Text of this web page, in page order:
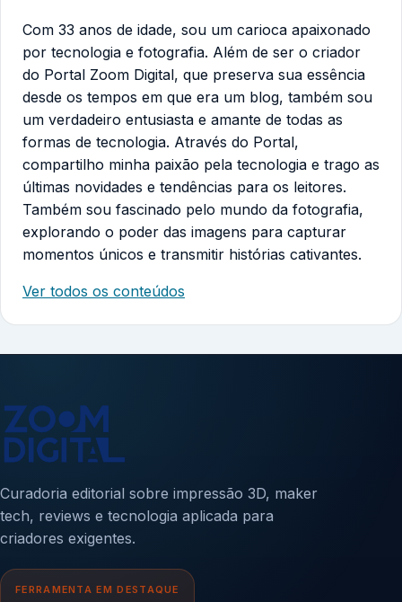
Com 33 anos de idade, sou um carioca apaixonado
por tecnologia e fotografia. Além de ser o criador
do Portal Zoom Digital, que preserva sua essência
desde os tempos em que era um blog, também sou
um verdadeiro entusiasta e amante de todas as
formas de tecnologia. Através do Portal,
compartilho minha paixão pela tecnologia e trago as
últimas novidades e tendências para os leitores.
Também sou fascinado pelo mundo da fotografia,
explorando o poder das imagens para capturar
momentos únicos e transmitir histórias cativantes.
Ver todos os conteúdos
Curadoria editorial sobre impressão 3D, maker
tech, reviews e tecnologia aplicada para
criadores exigentes.
FERRAMENTA EM DESTAQUE